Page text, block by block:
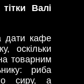
Валі
дати кафе
оскільки
товарним
риба
сиру, а